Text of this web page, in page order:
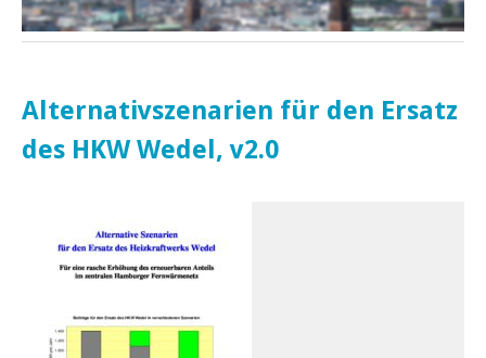
Alternativszenarien für den Ersatz
des HKW Wedel, v2.0